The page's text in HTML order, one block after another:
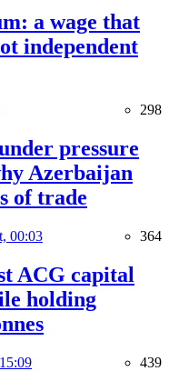
a wage that
independent
298
pressure
Azerbaijan
of trade
00:03 364
ACG capital
holding
439